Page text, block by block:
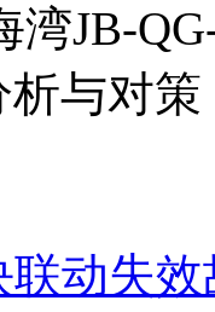
湾JB-
与对策
动失效